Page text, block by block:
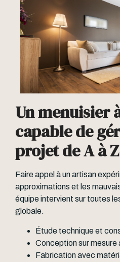
Un menuisier
capable de
projet de A à Z
Faire appel à un artisan
approximations et les
équipe intervient sur toutes
globale.
Étude technique et
Conception sur
Fabrication avec